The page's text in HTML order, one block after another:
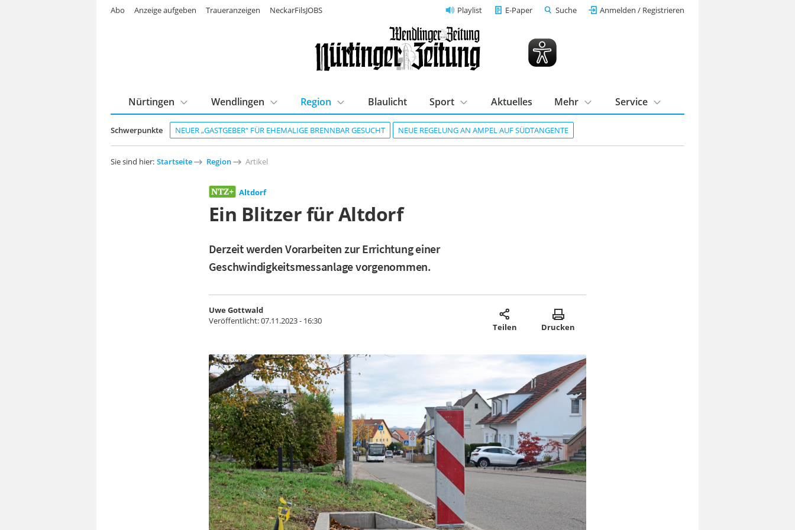
Playlist E-Paper Suche Anmelden / Registrieren
Schwerpunkte NEUER „GASTGEBER“ FÜR EHEMALIGE BRENNBAR GESUCHT NEUE REGELUNG AN AMPEL AUF SÜDTANGENTE
Nürtingen Wendlingen Region Blaulicht Sport Aktuelles Mehr Service
Abo Anzeige aufgeben Traueranzeigen NeckarFilsJOBS
Sie sind hier: Startseite Region Artikel
Altdorf
Ein Blitzer für Altdorf
Derzeit werden Vorarbeiten zur Errichtung einer
Geschwindigkeitsmessanlage vorgenommen.
Uwe Gottwald
Veröffentlicht:07.11.2023 - 16:30
Teilen Drucken